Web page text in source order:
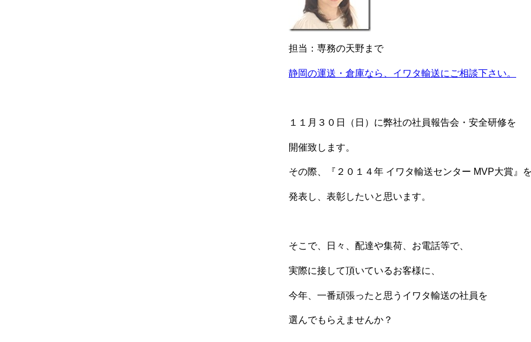
担当：専務の天野まで
静岡の運送・倉庫なら、イワタ輸送にご相談下さい。
１１月３０日（日）に弊社の社員報告会・安全研修を
開催致します。
その際、『２０１４年 イワタ輸送センター MVP大賞』
発表し、表彰したいと思います。
そこで、日々、配達や集荷、お電話等で、
実際に接して頂いているお客様に、
今年、一番頑張ったと思うイワタ輸送の社員を
選んでもらえませんか？